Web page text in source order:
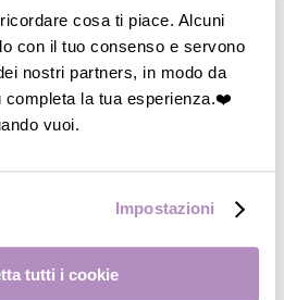
cosa ti piace. Alcuni
con il tuo consenso e servono
nostri partners, in modo da
completa la tua esperienza.❤️
vuoi.
Impostazioni
tutti i cookie